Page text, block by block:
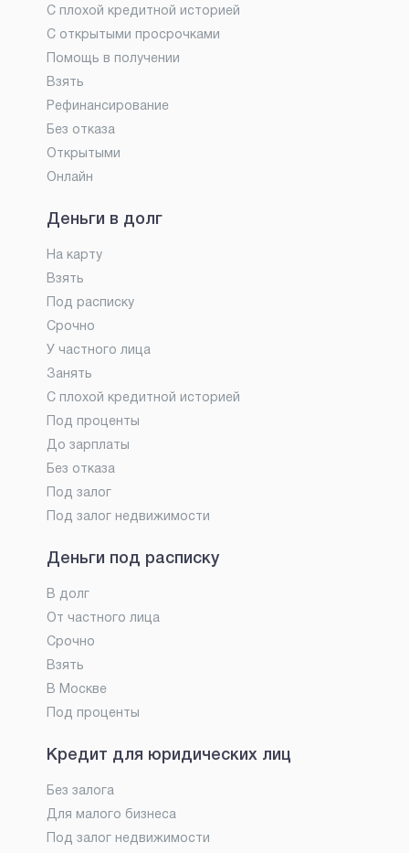
С плохой кредитной историей
С открытыми просрочками
Помощь в получении
Взять
Рефинансирование
Без отказа
Открытыми
Онлайн
Деньги в долг
На карту
Взять
Под расписку
Срочно
У частного лица
Занять
С плохой кредитной историей
Под проценты
До зарплаты
Без отказа
Под залог
Под залог недвижимости
Деньги под расписку
В долг
От частного лица
Срочно
Взять
В Москве
Под проценты
Кредит для юридических лиц
Без залога
Для малого бизнеса
Под залог недвижимости